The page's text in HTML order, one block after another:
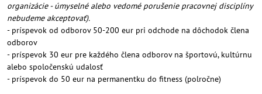
organizácie - úmyselné alebo vedomé porušenie pracovnej disciplíny
nebudeme akceptovať).
- príspevok od odborov 50-200 eur pri odchode na dôchodok člena
odborov
- príspevok 30 eur pre každého člena odborov na športovú, kultúrnu
alebo spoločenskú udalosť
- príspevok do 50 eur na permanentku do fitness (polročne)